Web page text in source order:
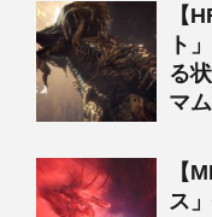
【
ト
る
マ
【
ス